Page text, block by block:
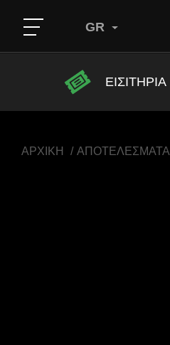
GR
ΕΙΣΙΤΗΡΙΑ
ΑΡΧΙΚΗ ΑΠΟΤΕΛΕΣΜΑΤΑ